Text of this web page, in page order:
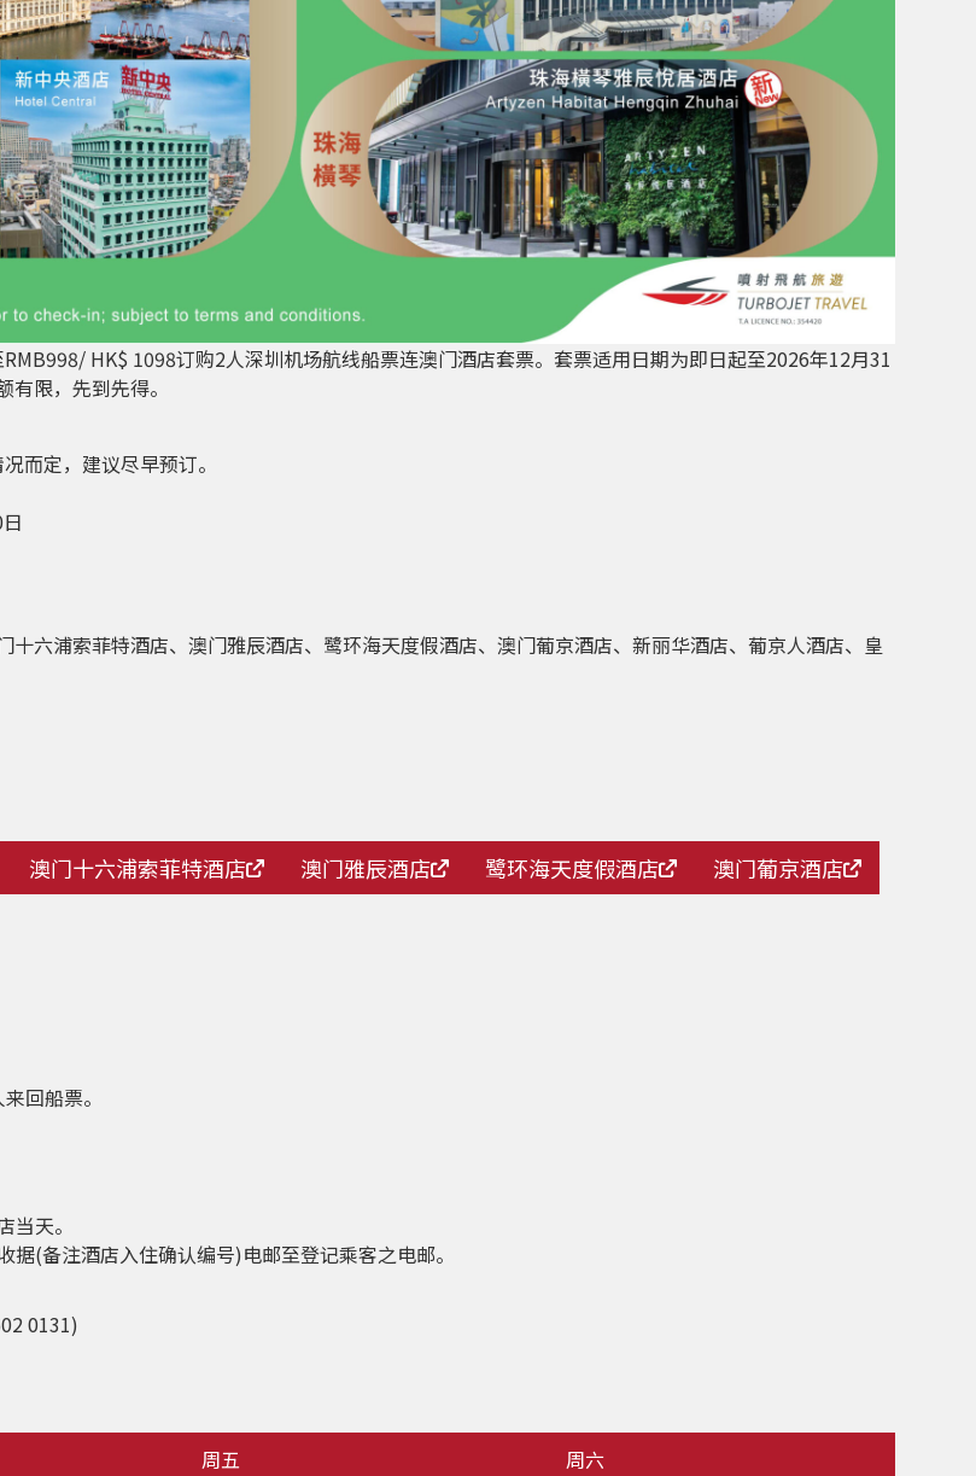
HK$ 1098订购2人深圳机场航线船票连澳门酒店套票。套票适用日期为即日起至2026年12月31
限，先到先得。
而定，建议尽早预订。
六浦索菲特酒店、澳门雅辰酒店、鹭环海天度假酒店、澳门葡京酒店、新丽华酒店、葡京人酒店、皇
澳门十六浦索菲特酒店 澳门雅辰酒店 鹭环海天度假酒店
澳门葡京酒店
回船票。
天。
(备注酒店入住确认编号)电邮至登记乘客之电邮。
0131)
周五
周六